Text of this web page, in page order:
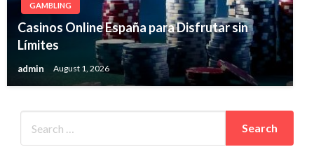
GAMBLING
Casinos Online España para Disfrutar sin
Límites
admin August 1, 2026